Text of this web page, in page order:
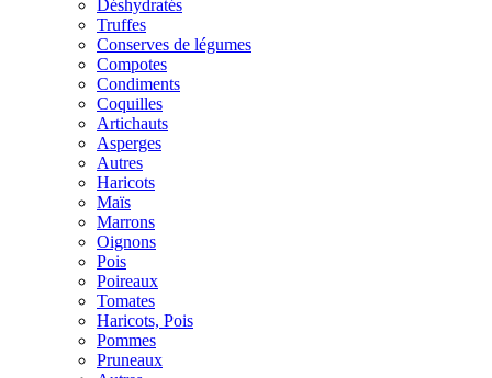
Déshydratés
Truffes
Conserves de légumes
Compotes
Condiments
Coquilles
Artichauts
Asperges
Autres
Haricots
Maïs
Marrons
Oignons
Pois
Poireaux
Tomates
Haricots, Pois
Pommes
Pruneaux